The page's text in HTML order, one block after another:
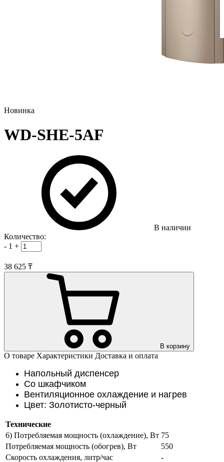
Новинка
WD-SHE-5AF
В наличии
Количество:
- 1 +
38 625 ₸
В корзину
О товаре Характеристики Доставка и оплата
Напольный диспенсер
Со шкафчиком
Вентиляционное охлаждение и нагрев
Цвет: Золотисто-черный
Технические
6) Потребляемая мощность (охлаждение), Вт 75
Потребляемая мощность (обогрев), Вт
550
Скорость охлаждения, литр/час
-